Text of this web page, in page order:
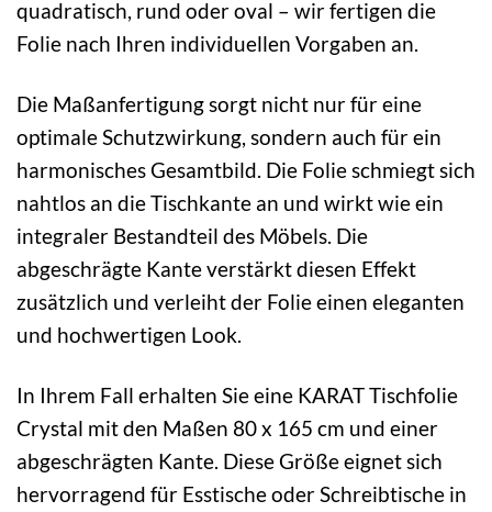
quadratisch, rund oder oval – wir fertigen die
Folie nach Ihren individuellen Vorgaben an.
Die Maßanfertigung sorgt nicht nur für eine
optimale Schutzwirkung, sondern auch für ein
harmonisches Gesamtbild. Die Folie schmiegt sich
nahtlos an die Tischkante an und wirkt wie ein
integraler Bestandteil des Möbels. Die
abgeschrägte Kante verstärkt diesen Effekt
zusätzlich und verleiht der Folie einen eleganten
und hochwertigen Look.
In Ihrem Fall erhalten Sie eine KARAT Tischfolie
Crystal mit den Maßen 80 x 165 cm und einer
abgeschrägten Kante. Diese Größe eignet sich
hervorragend für Esstische oder Schreibtische in